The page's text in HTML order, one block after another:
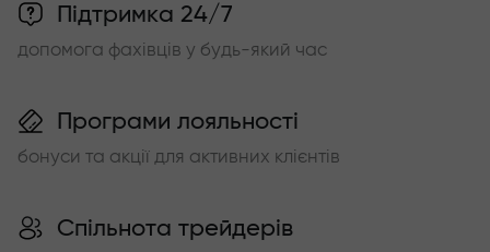
Підтримка 24/7
допомога фахівців у будь-який час
Програми лояльності
бонуси та акції для активних клієнтів
Спільнота трейдерів